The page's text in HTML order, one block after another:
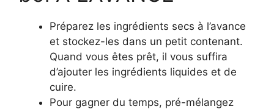
Préparez les ingrédients secs à l’avance
et stockez-les dans un petit contenant.
Quand vous êtes prêt, il vous suffira
d’ajouter les ingrédients liquides et de
cuire.
Pour gagner du temps, pré-mélangez